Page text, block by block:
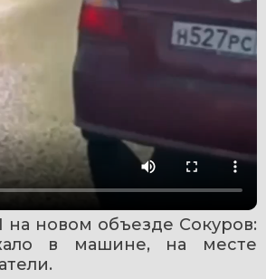
новом объезде Сокуров:
в машине, на месте